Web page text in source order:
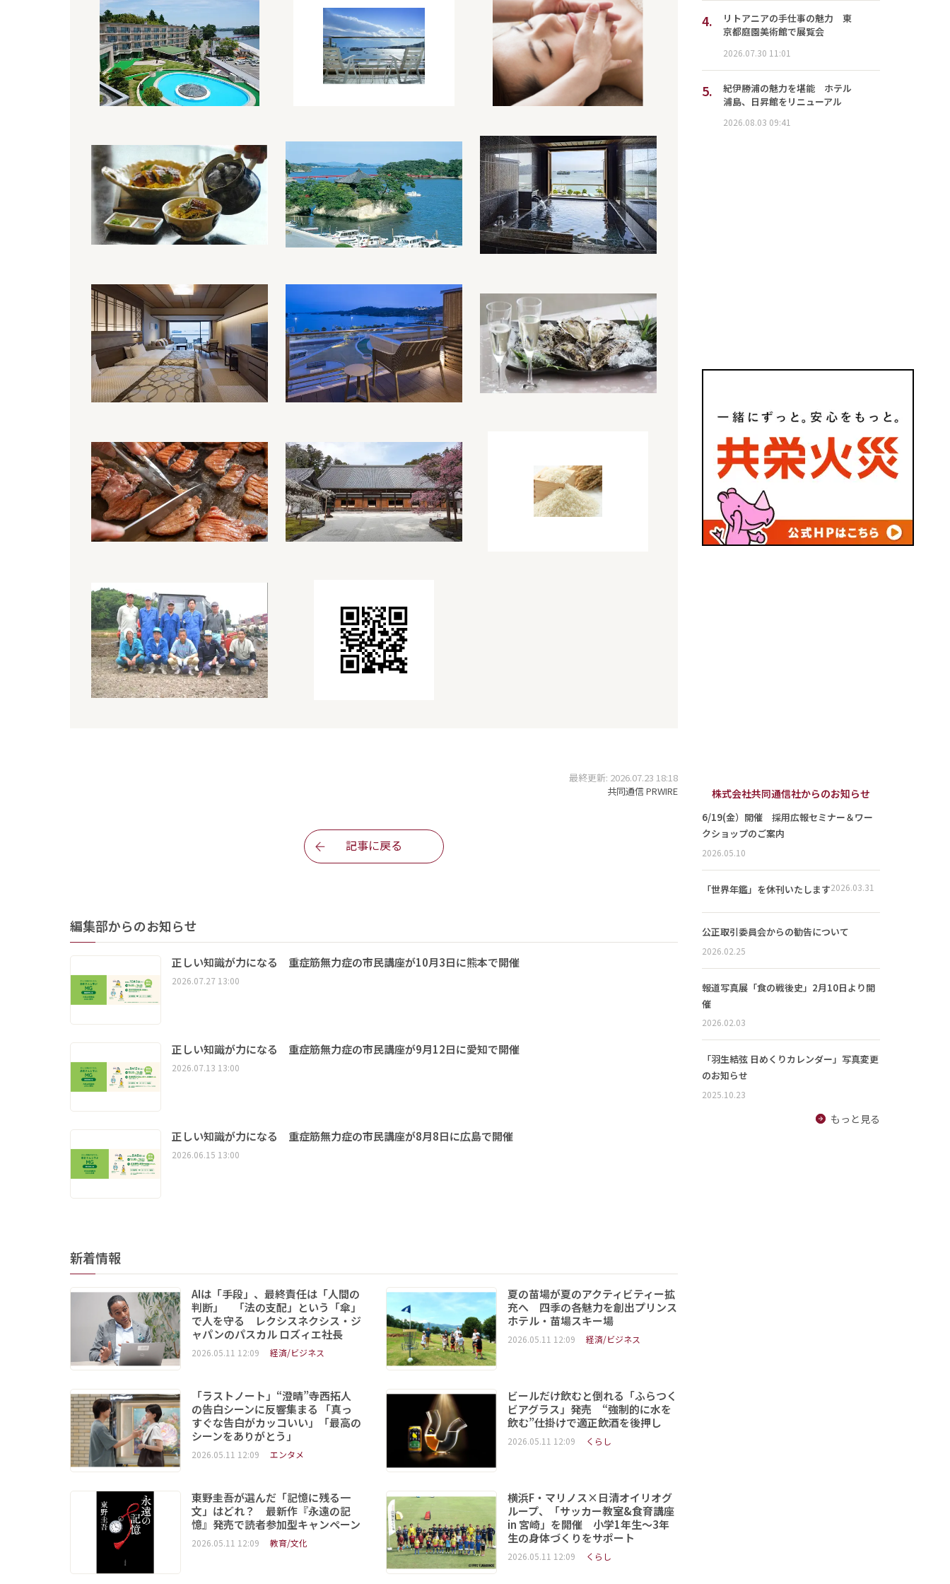
最終更新: 2026.07.23 18:18
共同通信 PRWIRE
記事に戻る
編集部からのお知らせ
正しい知識が力になる 重症筋無力症の市民講座が10月3日に熊本で開催
2026.07.27 13:00
正しい知識が力になる 重症筋無力症の市民講座が9月12日に愛知で開催
2026.07.13 13:00
正しい知識が力になる 重症筋無力症の市民講座が8月8日に広島で開催
2026.06.15 13:00
新着情報
AIは「手段」、最終責任は「人間の
判断」 「法の支配」という「傘」
で人を守る レクシスネクシス・ジ
ャパンのパスカル ロズィエ社長
2026.05.11 12:09 経済/ビジネス
夏の苗場が夏のアクティビティー拡
充へ 四季の各魅力を創出プリンス
ホテル・苗場スキー場
2026.05.11 12:09 経済/ビジネス
「ラストノート」“澄晴”寺西拓人
の告白シーンに反響集まる 「真っ
すぐな告白がカッコいい」「最高の
シーンをありがとう」
2026.05.11 12:09 エンタメ
ビールだけ飲むと倒れる「ふらつく
ビアグラス」発売 “強制的に水を
飲む”仕掛けで適正飲酒を後押し
2026.05.11 12:09 くらし
東野圭吾が選んだ「記憶に残る一
文」はどれ？ 最新作『永遠の記
憶』発売で読者参加型キャンペーン
2026.05.11 12:09 教育/文化
横浜F・マリノス×日清オイリオグ
ループ、「サッカー教室&食育講座
in 宮崎」を開催 小学1年生～3年
生の身体づくりをサポート
2026.05.11 12:09 くらし
4.
リトアニアの手仕事の魅力 東
京都庭園美術館で展覧会
2026.07.30 11:01
5.
紀伊勝浦の魅力を堪能 ホテル
浦島、日昇館をリニューアル
2026.08.03 09:41
株式会社共同通信社からのお知らせ
6/19(金）開催 採用広報セミナー＆ワー
クショップのご案内
2026.05.10
「世界年鑑」を休刊いたします2026.03.31
公正取引委員会からの勧告について
2026.02.25
報道写真展「食の戦後史」2月10日より開
催
2026.02.03
「羽生結弦 日めくりカレンダー」写真変更
のお知らせ
2025.10.23
もっと見る